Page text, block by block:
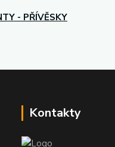
- PŘÍVĚSKY
Kontakty